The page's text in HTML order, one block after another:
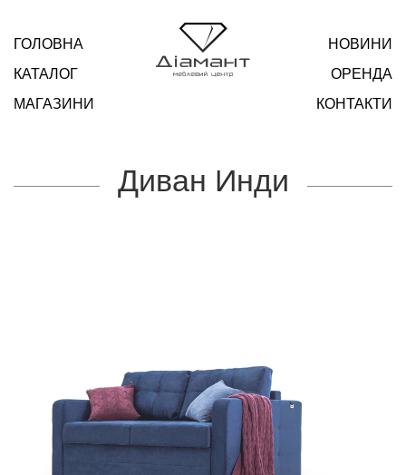
ГОЛОВНА
КАТАЛОГ
МАГАЗИНИ
НОВИНИ
ОРЕНДА
КОНТАКТИ
Диван Инди